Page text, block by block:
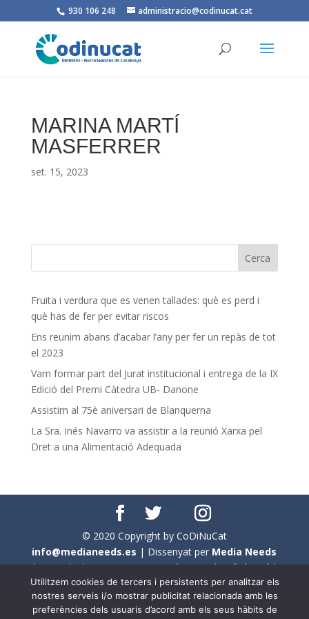
930 106 248 administracio@codinucat.cat
MARINA MARTÍ
MASFERRER
set. 15, 2023
Fruita i verdura que es venen tallades: què es perd i
què has de fer per evitar riscos
Ens reunim abans d’acabar l’any per fer un repàs de tot
el 2023
Vam formar part del Jurat institucional i entrega de la IX
Edició del Premi Càtedra UB- Danone
Assistim al 75è aniversari de Blanquerna
La Sra. Inés Navarro va assistir a la reunió Xarxa pel
Dret a una Alimentació Adequada
© 2020 Copyright by CoDiNuCat
info@medianeeds.es | Dissenyat per Media Needs
| Tots els drets reservats aCoDiNuCat |Avís legal|
Avís per cookies
En aquest web s'ha tingut en compte l'ús no sexista del
Utilitzem cookies de tercers i persistents per analitzar els
nostres serveis i/o mostrar publicitat relacionada amb les
preferències dels usuaris d’acord amb els seus hàbits de